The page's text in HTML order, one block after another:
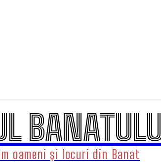
oameni și locuri din Banat